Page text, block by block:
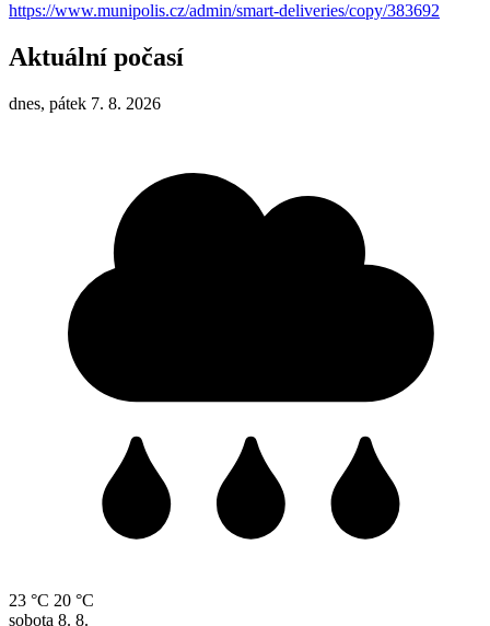
https://www.munipolis.cz/admin/smart-deliveries/copy/383692
Aktuální počasí
dnes, pátek 7. 8. 2026
23 °C 20 °C
sobota 8. 8.